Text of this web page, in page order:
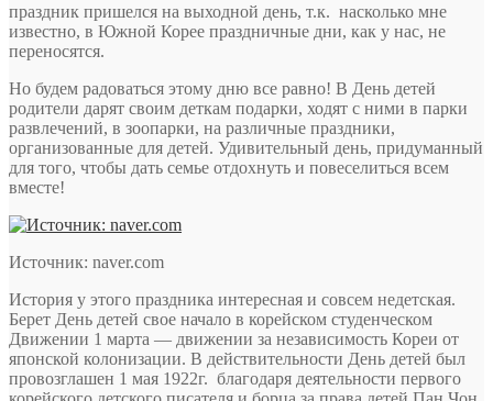
праздник пришелся на выходной день, т.к. насколько мне
известно, в Южной Корее праздничные дни, как у нас, не
переносятся.
Но будем радоваться этому дню все равно! В День детей
родители дарят своим деткам подарки, ходят с ними в парки
развлечений, в зоопарки, на различные праздники,
организованные для детей. Удивительный день, придуманный
для того, чтобы дать семье отдохнуть и повеселиться всем
вместе!
Источник: naver.com
История у этого праздника интересная и совсем недетская.
Берет День детей свое начало в корейском студенческом
Движении 1 марта — движении за независимость Кореи от
японской колонизации. В действительности День детей был
провозглашен 1 мая 1922г. благодаря деятельности первого